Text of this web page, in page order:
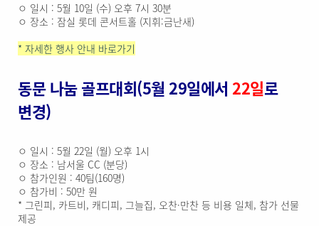
ㅇ 일시 : 5월 10일 (수) 오후 7시 30분
ㅇ 장소 : 잠실 롯데 콘서트홀 (지휘:금난새)
* 자세한 행사 안내 바로가기
동문 나눔 골프대회(5월 29일에서 22일로
변경)
ㅇ 일시 : 5월 22일 (월) 오후 1시
ㅇ 장소 : 남서울 CC (분당)
ㅇ 참가인원 : 40팀(160명)
ㅇ 참가비 : 50만 원
* 그린피, 카트비, 캐디피, 그늘집, 오찬·만찬 등 비용 일체, 참가 선물
제공